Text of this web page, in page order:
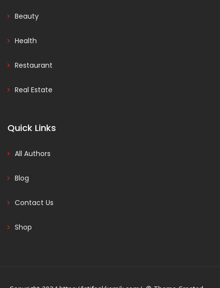
Beauty
Health
Restaurant
Real Estate
Quick Links
All Authors
Blog
Contact Us
Shop